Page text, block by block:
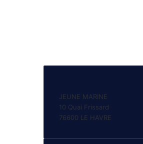
JEUNE MARINE
10 Quai Frissard
76600 LE HAVRE